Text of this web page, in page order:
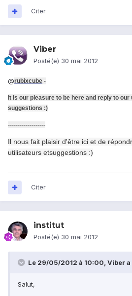
Citer
Viber
Posté(e) 30 mai 2012
@rubixcube -
It is our pleasure to be here and reply to
suggestions :)
-------------------
Il nous fait plaisir d'être ici et de
utilisateurs etsuggestions :)
Citer
institut
Posté(e) 30 mai 2012
Le 29/05/2012 à 10:00, Viber a
Salut,